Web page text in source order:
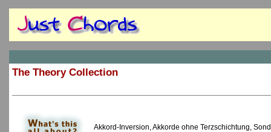
The Theory Collection
Akkord-Inversion, Akkorde ohne Terzschichtung,